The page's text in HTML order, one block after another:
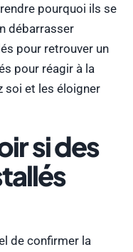
pourquoi ils se
débarrasser
pour retrouver un
pour réagir à la
soi et les éloigner
si des
de confirmer la